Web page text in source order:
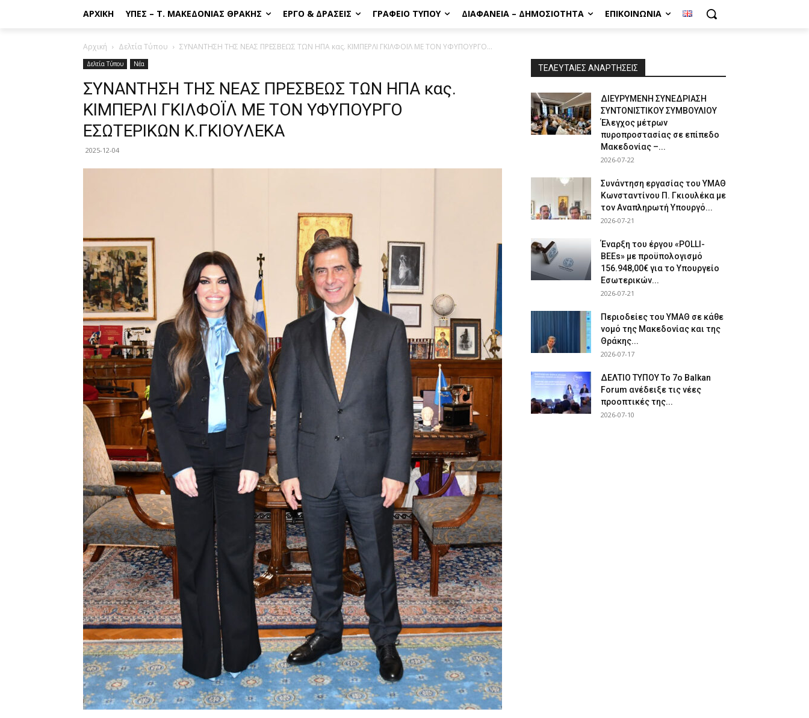
ΑΡΧΙΚΉ ΥΠΕΣ – Τ. ΜΑΚΕΔΟΝΊΑΣ ΘΡΆΚΗΣ ΈΡΓΟ & ΔΡΆΣΕΙΣ ΓΡΑΦΕΊΟ ΤΎΠΟΥ ΔΙΑΦΆΝΕΙΑ – ΔΗΜΟΣΙΌΤΗΤΑ ΕΠΙΚΟΙΝΩΝΊΑ
Αρχική Δελτία Τύπου ΣΥΝΑΝΤΗΣΗ ΤΗΣ ΝΕΑΣ ΠΡΕΣΒΕΩΣ ΤΩΝ ΗΠΑ κας. ΚΙΜΠΕΡΛΙ ΓΚΙΛΦΟΪΛ ΜΕ ΤΟΝ ΥΦΥΠΟΥΡΓΟ...
Δελτία Τύπου Νέα
ΣΥΝΑΝΤΗΣΗ ΤΗΣ ΝΕΑΣ ΠΡΕΣΒΕΩΣ ΤΩΝ ΗΠΑ κας.
ΚΙΜΠΕΡΛΙ ΓΚΙΛΦΟΪΛ ΜΕ ΤΟΝ ΥΦΥΠΟΥΡΓΟ
ΕΣΩΤΕΡΙΚΩΝ Κ.ΓΚΙΟΥΛΕΚΑ
2025-12-04
ΤΕΛΕΥΤΑΙΕΣ ΑΝΑΡΤΗΣΕΙΣ
ΔΙΕΥΡΥΜΕΝΗ ΣΥΝΕΔΡΙΑΣΗ
ΣΥΝΤΟΝΙΣΤΙΚΟΥ ΣΥΜΒΟΥΛΙΟΥ
Έλεγχος μέτρων
πυροπροστασίας σε επίπεδο
Μακεδονίας –...
2026-07-22
Συνάντηση εργασίας του ΥΜΑΘ
Κωνσταντίνου Π. Γκιουλέκα με
τον Αναπληρωτή Υπουργό...
2026-07-21
Έναρξη του έργου «POLLI-
BEEs» με προϋπολογισμό
156.948,00€ για το Υπουργείο
Εσωτερικών...
2026-07-21
Περιοδείες του ΥΜΑΘ σε κάθε
νομό της Μακεδονίας και της
Θράκης...
2026-07-17
ΔΕΛΤΙΟ ΤΥΠΟΥ Το 7ο Balkan
Forum ανέδειξε τις νέες
προοπτικές της...
2026-07-10